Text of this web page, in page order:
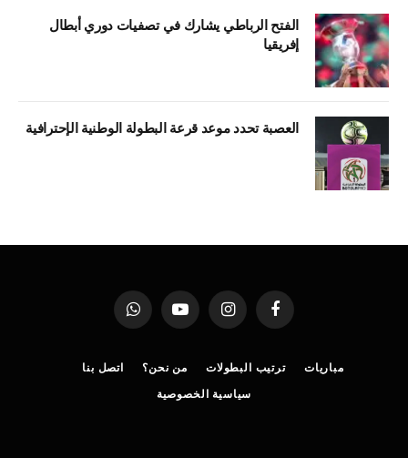
الفتح الرباطي يشارك في تصفيات دوري أبطال
إفريقيا
العصبة تحدد موعد قرعة البطولة الوطنية الإحترافية
فيسبوك الانستغراميوتيوب واتساب
مباريات ترتيب البطولات من نحن؟
اتصل بنا
سياسية الخصوصية